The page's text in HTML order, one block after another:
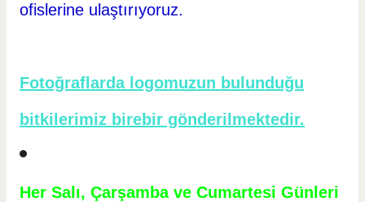
ofislerine ulaştırıyoruz.
Fotoğraflarda logomuzun bulunduğu
bitkilerimiz birebir gönderilmektedir.
Her Salı, Çarşamba ve Cumartesi Günleri